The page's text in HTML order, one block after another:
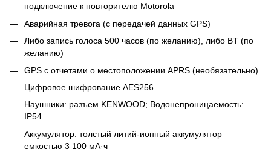
подключение к повторителю Motorola
Аварийная тревога (с передачей данных GPS)
Либо запись голоса 500 часов (по желанию), либо BT (по
желанию)
GPS с отчетами о местоположении APRS (необязательно)
Цифровое шифрование AES256
Наушники: разъем KENWOOD; Водонепроницаемость:
IP54.
Аккумулятор: толстый литий-ионный аккумулятор
емкостью 3 100 мА·ч